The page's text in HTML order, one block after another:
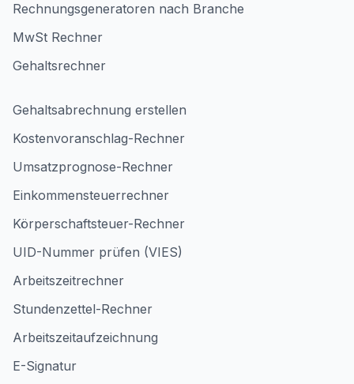
Rechnungsgeneratoren nach Branche
MwSt Rechner
Gehaltsrechner
Gehaltsabrechnung erstellen
Kostenvoranschlag-Rechner
Umsatzprognose-Rechner
Einkommensteuerrechner
Körperschaftsteuer-Rechner
UID-Nummer prüfen (VIES)
Arbeitszeitrechner
Stundenzettel-Rechner
Arbeitszeitaufzeichnung
E-Signatur